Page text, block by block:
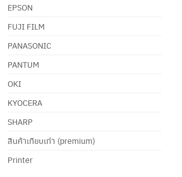
EPSON
FUJI FILM
PANASONIC
PANTUM
OKI
KYOCERA
SHARP
สินค้าเทียบเท่า (premium)
Printer